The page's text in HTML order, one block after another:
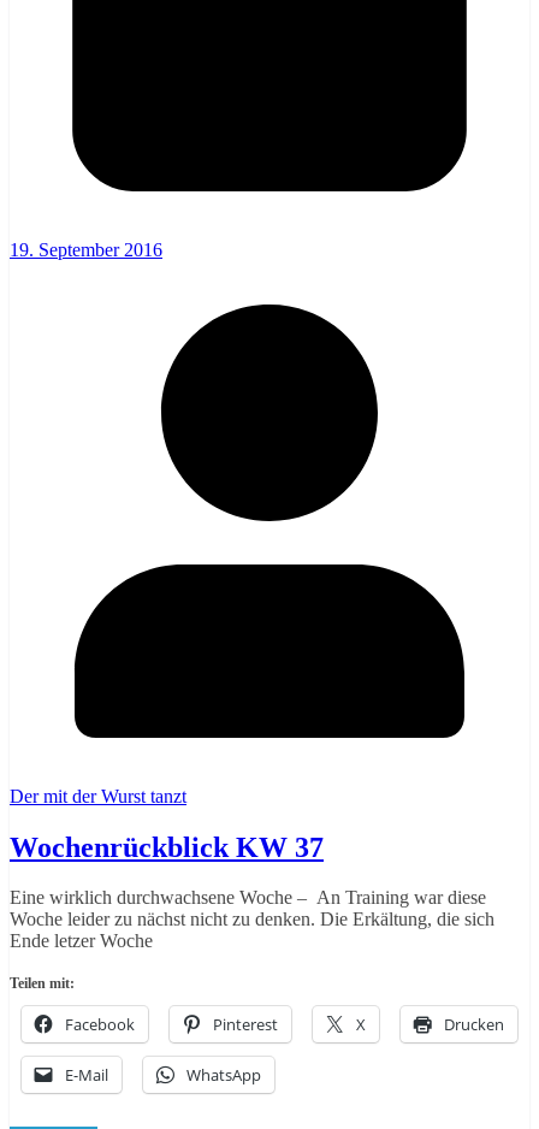
19. September 2016
Der mit der Wurst tanzt
Wochenrückblick KW 37
Eine wirklich durchwachsene Woche – An Training war diese
Woche leider zu nächst nicht zu denken. Die Erkältung, die sich
Ende letzer Woche
Teilen mit:
Facebook Pinterest X Drucken
E-Mail WhatsApp